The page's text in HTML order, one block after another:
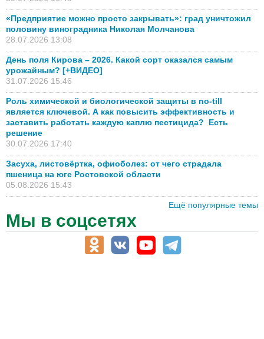
«Предприятие можно просто закрывать»: град уничтожил
половину виноградника Николая Молчанова
28.07.2026 13:08
День поля Кирова – 2026. Какой сорт оказался самым
урожайным? [+ВИДЕО]
31.07.2026 15:46
Роль химической и биологической защиты в no-till
является ключевой. А как повысить эффективность и
заставить работать каждую каплю пестицида? Есть
решение
30.07.2026 17:40
Засуха, листовёртка, офиоболез: от чего страдала
пшеница на юге Ростовской области
05.08.2026 15:43
Ещё популярные темы
Мы в соцсетях